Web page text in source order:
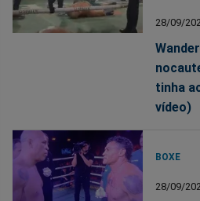
28/09/
tinha
vídeo)
BOXE
28/09/